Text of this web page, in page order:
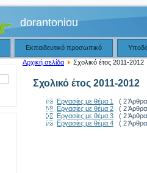
dorantoniou
Εκπαιδευτικό προσωπικό
Αρχική σελίδα Σχολικό έτος 2011-2012
Σχολικό έτος 2011-2012
Εργασίες με θέμα 1
( 2
Εργασίες με θέμα 2
( 2
Εργασίες με θέμα 3
( 2
Εργασίες με θέμα 4
( 2